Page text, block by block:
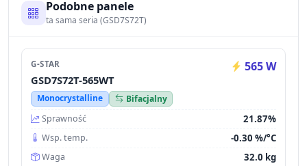
Podobne panele
ta sama seria (GSD7S72T)
G-STAR 565 W
GSD7S72T-565WT
Monocrystalline
Bifacjalny
Sprawność
21.87%
Wsp. temp. -0.30 %/°C
Waga 32.0 kg